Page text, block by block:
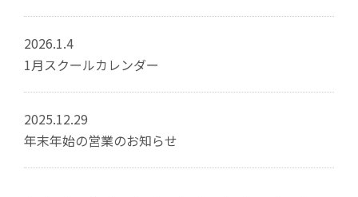
2026.1.4
1月スクールカレンダー
2025.12.29
年末年始の営業のお知らせ